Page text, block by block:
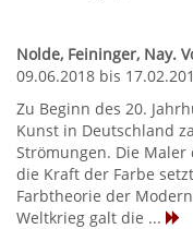
Nolde, Feininger, Nay.
09.06.2018 bis
Zu Beginn des 20.
Kunst in Deutschland
Strömungen. Die
die Kraft der Farbe
Farbtheorie der
Weltkrieg galt die ...